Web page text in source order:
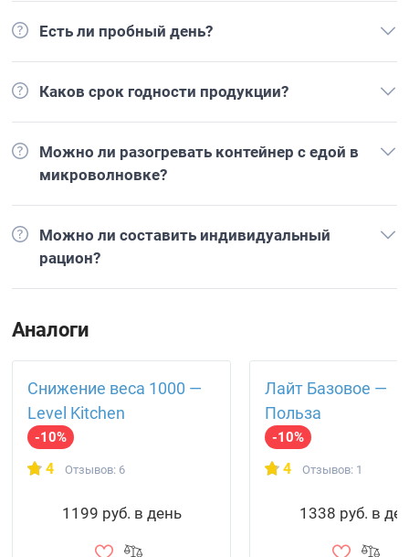
Есть ли пробный день?
Каков срок годности продукции?
Можно ли разогревать контейнер с едой в
микроволновке?
Можно ли составить индивидуальный
рацион?
Аналоги
Снижение веса 1000 —
Level Kitchen
-10%
4 Отзывов: 6
1199 руб. в день
Лайт Базовое —
Польза
-10%
4 Отзывов: 1
1338 руб. в